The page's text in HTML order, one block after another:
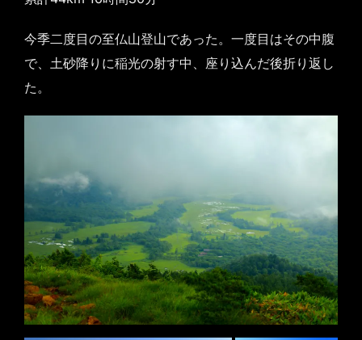
今季二度目の至仏山登山であった。一度目はその中腹
で、土砂降りに稲光の射す中、座り込んだ後折り返し
た。